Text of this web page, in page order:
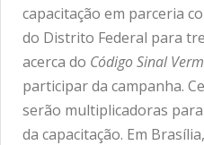
capacitação em parceria
do Distrito Federal para
acerca do Código Sinal
participar da campanha.
serão multiplicadoras
da capacitação. Em